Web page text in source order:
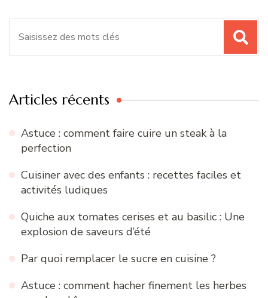
Articles récents
Astuce : comment faire cuire un steak à la
perfection
Cuisiner avec des enfants : recettes faciles et
activités ludiques
Quiche aux tomates cerises et au basilic : Une
explosion de saveurs d’été
Par quoi remplacer le sucre en cuisine ?
Astuce : comment hacher finement les herbes